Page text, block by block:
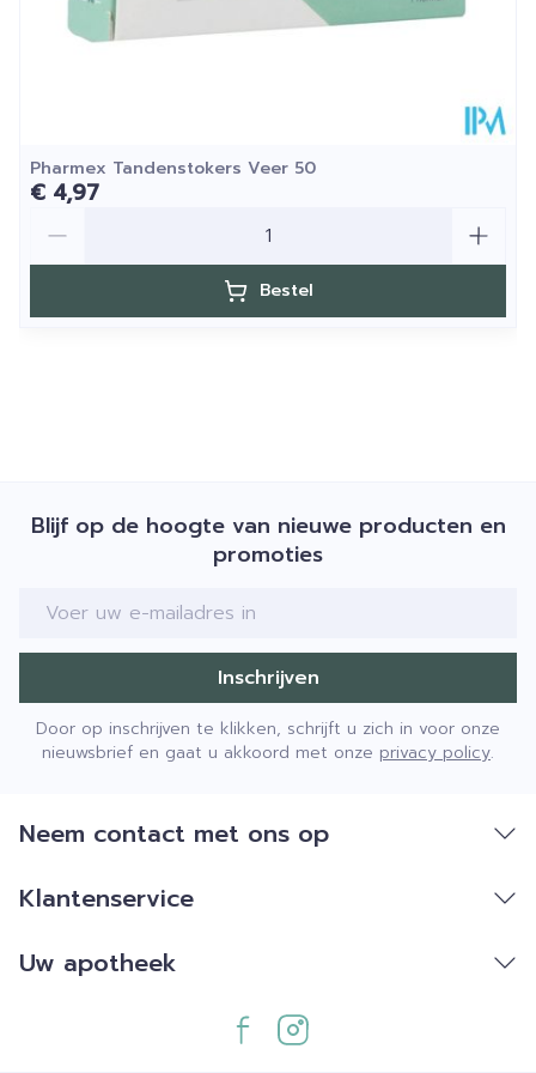
Pharmex Tandenstokers Veer 50
€ 4,97
Bestel
Blijf op de hoogte van nieuwe producten en
promoties
E-mail adres
Inschrijven
Door op inschrijven te klikken, schrijft u zich in voor onze
nieuwsbrief en gaat u akkoord met onze privacy policy.
Neem contact met ons op
Klantenservice
Uw apotheek